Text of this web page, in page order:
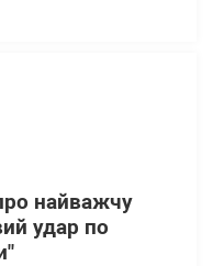
найважчу
удар по